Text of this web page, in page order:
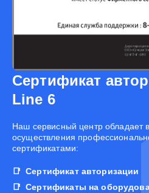
Сертификат
Line 6
Наш сервисный центр
осуществления
сертификатами:
Сертификат авторизации
Сертификаты на